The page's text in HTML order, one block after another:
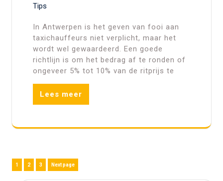
Tips
In Antwerpen is het geven van fooi aan
taxichauffeurs niet verplicht, maar het
wordt wel gewaardeerd. Een goede
richtlijn is om het bedrag af te ronden of
ongeveer 5% tot 10% van de ritprijs te
Lees meer
Berichten
Page
1 Page
2 Page
3 Next page